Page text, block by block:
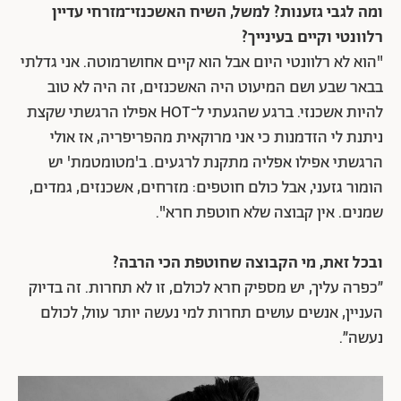
ומה לגבי גזענות? למשל, השיח האשכנזי־מזרחי עדיין
רלוונטי וקיים בעינייך?
"הוא לא רלוונטי היום אבל הוא קיים אחושרמוטה. אני גדלתי
בבאר שבע ושם המיעוט היה האשכנזים, זה היה לא טוב
להיות אשכנזי. ברגע שהגעתי ל־HOT אפילו הרגשתי שקצת
ניתנת לי הזדמנות כי אני מרוקאית מהפריפריה, אז אולי
הרגשתי אפילו אפליה מתקנת לרגעים. ב'מטומטמת' יש
הומור גזעני, אבל כולם חוטפים: מזרחים, אשכנזים, גמדים,
שמנים. אין קבוצה שלא חוטפת חרא".
ובכל זאת, מי הקבוצה שחוטפת הכי הרבה?
״כפרה עליך, יש מספיק חרא לכולם, זו לא תחרות. זה בדיוק
העניין, אנשים עושים תחרות למי נעשה יותר עוול, לכולם
נעשה״.